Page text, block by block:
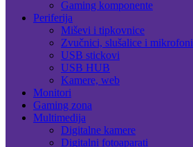
Gaming komponente
Periferija
Miševi i tipkovnice
Zvučnici, slušalice i mikrofoni
USB stickovi
USB HUB
Kamere, web
Monitori
Gaming zona
Multimedija
Digitalne kamere
Digitalni fotoaparati